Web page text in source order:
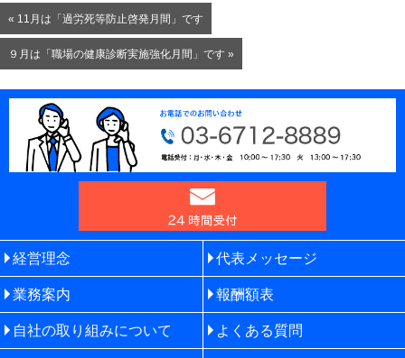
« 11月は「過労死等防止啓発月間」です
９月は「職場の健康診断実施強化月間」です »
経営理念 代表メッセージ
業務案内 報酬額表
自社の取り組みについて よくある質問